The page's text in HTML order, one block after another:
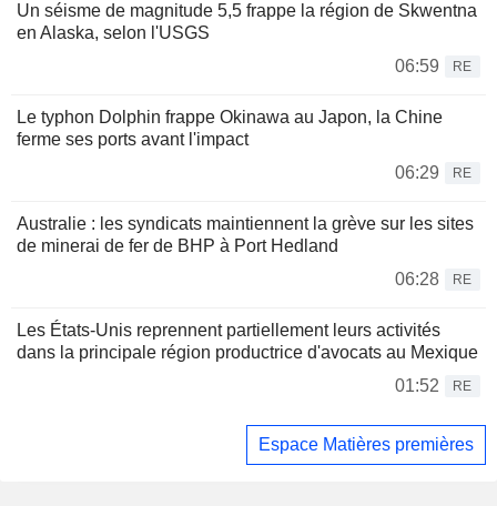
Un séisme de magnitude 5,5 frappe la région de Skwentna
en Alaska, selon l'USGS
06:59
RE
Le typhon Dolphin frappe Okinawa au Japon, la Chine
ferme ses ports avant l'impact
06:29
RE
Australie : les syndicats maintiennent la grève sur les sites
de minerai de fer de BHP à Port Hedland
06:28
RE
Les États-Unis reprennent partiellement leurs activités
dans la principale région productrice d'avocats au Mexique
01:52
RE
Espace Matières premières